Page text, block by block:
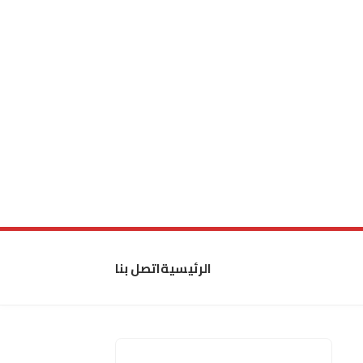
الرئيسيةاتصل بنا